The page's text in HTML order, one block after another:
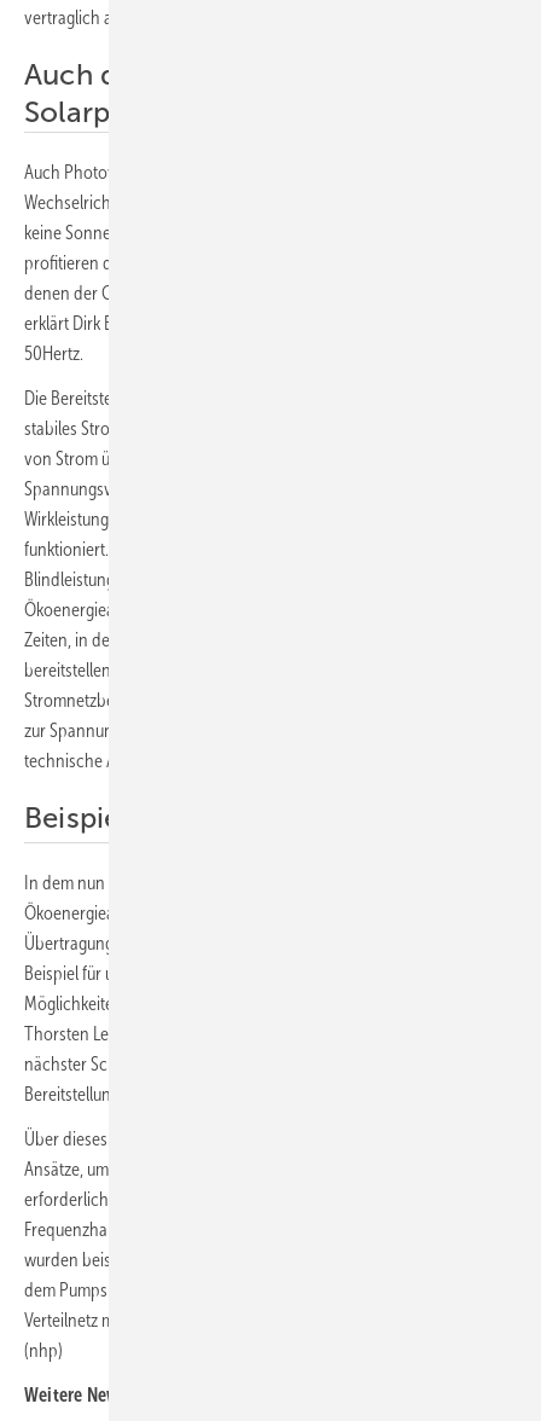
vertraglich ausgestaltet werden kann.
Auch die Wechselrichter in
Solarparks liefern Blindleistung
Auch Photovoltaikanlagen auf der Freifläche können über ihre
Wechselrichter Blindleistung bereitstellen, wenn zum Beispiel nachts
keine Sonne scheint. „Von den Erkenntnissen, die wir hier sammeln,
profitieren daher auch Netzbetreiber auf der Verteilnetzebene, bei
denen der Großteil der Ökoenergieanlagen direkt angeschlossen ist“,
erklärt Dirk Biermann, Geschäftsführer Märkte und Systembetrieb bei
50Hertz.
Die Bereitstellung von ausreichend Blindleistung ist Grundlage für ein
stabiles Stromnetz. Blindleistung stellt den reibungslosen Transport
von Strom über längere Strecken sicher. Mit ihr lassen sich
Spannungsverluste beim Transport ausgleichen, sodass möglichst viel
Wirkleistung beim Verbraucher ankommt und das Netz sicher
funktioniert. Bisher haben vor allem konventionelle Kraftwerke
Blindleistung während ihres Betriebs bereitgestellt.
Ökoenergieanlagen müssen nach derzeitigen Regelungen in den
Zeiten, in denen sie unter zehn Prozent ihrer Wirkleistung
bereitstellen, keine Blindleistung liefern. Dies stellt die
Stromnetzbetreiber vor die Herausforderung, dass sie in diesen Zeiten
zur Spannungshaltung die nötige Blindleistung durch andere
technische Anlagen kompensieren müssen.
Beispiel für unterlagerte Verteilnetze
In dem nun initiierten Pilotprojekt liefern unterschiedliche
Ökoenergieanlagen Blindleistung zur Stabilisierung des
Übertragungsnetzes – auch bei Windstille. „Dies ist gleichzeitig ein
Beispiel für unterlagerte Verteilnetze, in denen die technischen
Möglichkeiten der EEA noch nicht ausgeschöpft werden“, sagt
Thorsten Leske, Abteilungsleiter Elektrische Netze bei Enertrag. Ein
nächster Schritt sollte die Etablierung eines Marktmodells für die
Bereitstellung von Blindleistung sein.
Über dieses Pilotprojekt hinaus verfolgt 50Hertz verschiedene
Ansätze, um mit immer weniger konventionellen Kraftwerken die
erforderlichen Systemdienstleistungen zur Spannungs- und
Frequenzhaltung erbringen zu können: In anderen Pilotprojekten
wurden beispielsweise mit einem Umrichter der Deutschen Bahn und
dem Pumpspeicherwerk Wendefurth Blindleistungsquellen im
Verteilnetz mit Wirksamkeit im Höchstspannungsnetz erschlossen.
(nhp)
Weitere News zum Thema: